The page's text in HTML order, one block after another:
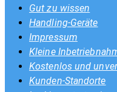
Gut zu wissen
Handling-Geräte
Impressum
Kleine
Kostenlos und
Kunden-Standorte